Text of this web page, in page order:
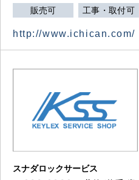
販売可 工事・取付可
http://www.ichican.com/
スナダロックサービス